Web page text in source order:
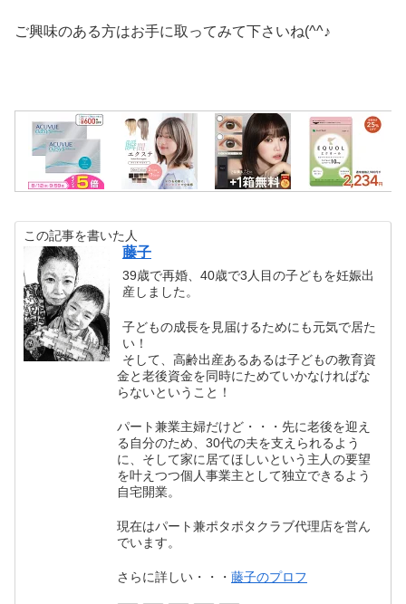
ご興味のある方はお手に取ってみて下さいね(^^♪
この記事を書いた人
藤子
39歳で再婚、40歳で3人目の子どもを妊娠出
産しました。
子どもの成長を見届けるためにも元気で居た
い！
そして、高齢出産あるあるは子どもの教育資
金と老後資金を同時にためていかなければな
らないということ！
パート兼業主婦だけど・・・先に老後を迎え
る自分のため、30代の夫を支えられるよう
に、そして家に居てほしいという主人の要望
を叶えつつ個人事業主として独立できるよう
自宅開業。
現在はパート兼ポタポタクラブ代理店を営ん
でいます。
さらに詳しい・・・藤子のプロフ